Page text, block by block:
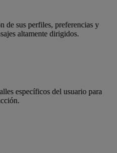
de sus perfiles, preferencias y
altamente dirigidos.
específicos del usuario para